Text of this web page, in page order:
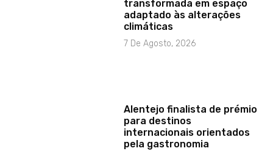
transformada em espaço
adaptado às alterações
climáticas
7 De Agosto, 2026
Alentejo finalista de prémio
para destinos
internacionais orientados
pela gastronomia